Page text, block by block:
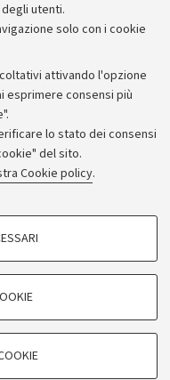
utenti.
solo con i cookie
attivando l'opzione
esprimere consensi più
lo stato dei consensi
del sito.
Cookie policy.
accessibilità
- Università di
- PI: